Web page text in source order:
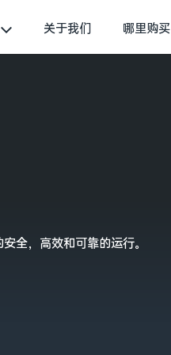
关于我们 哪里购买
全，高效和可靠的运行。